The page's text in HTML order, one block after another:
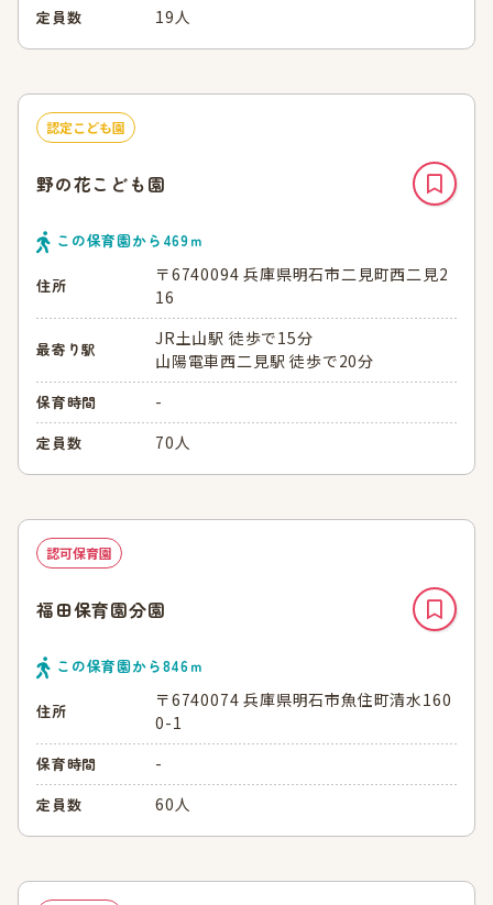
定員数 19人
認定こども園
野の花こども園
この保育園から 469ｍ
住所
〒6740094 兵庫県明石市二見町西二見2
16
最寄り駅
JR土山駅 徒歩で15分
山陽電車西二見駅 徒歩で20分
保育時間 -
定員数 70人
認可保育園
福田保育園分園
この保育園から846ｍ
住所
〒6740074 兵庫県明石市魚住町清水160
0-1
保育時間 -
定員数 60人